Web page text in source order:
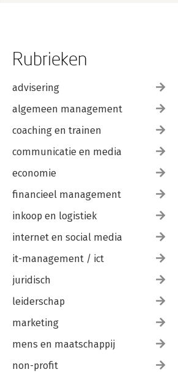
Rubrieken
advisering
algemeen management
coaching en trainen
communicatie en media
economie
financieel management
inkoop en logistiek
internet en social media
it-management / ict
juridisch
leiderschap
marketing
mens en maatschappij
non-profit